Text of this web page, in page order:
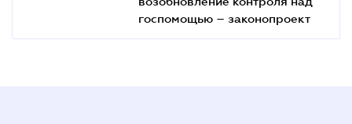
госпомощью – законопроект